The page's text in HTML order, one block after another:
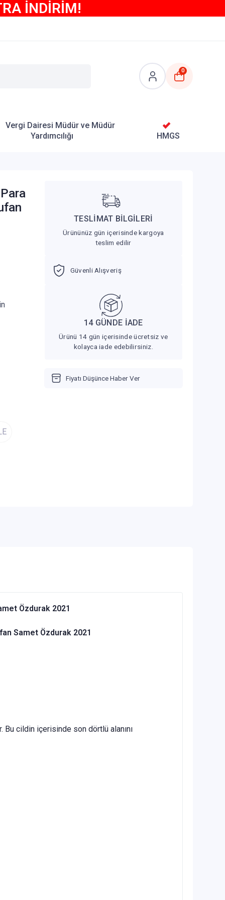
İNDİRİM!
0
Vergi Dairesi Müdür ve Müdür
Yardımcılığı
HMGS
TESLİMAT BİLGİLERİ
Ürününüz gün içerisinde kargoya
teslim edilir
Güvenli Alışveriş
14 GÜNDE İADE
Ürünü 14 gün içerisinde ücretsiz ve
kolayca iade edebilirsiniz.
Fiyatı Düşünce Haber Ver
Özdurak 2021
Samet Özdurak 2021
Bu cildin içerisinde son dörtlü alanını